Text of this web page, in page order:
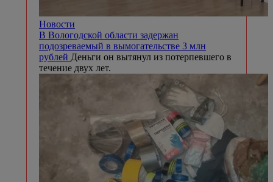
Новости
В Вологодской области задержан
подозреваемый в вымогательстве 3 млн
рублей Деньги он вытянул из потерпевшего в
течение двух лет.